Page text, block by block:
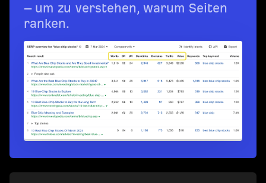
– um zu verstehen, warum Seiten
ranken.